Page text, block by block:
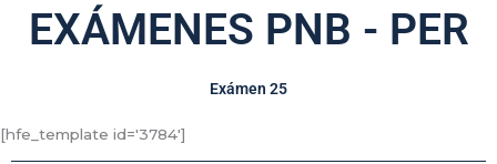
EXÁMENES PNB - PER
Exámen 25
[hfe_template id='3784']